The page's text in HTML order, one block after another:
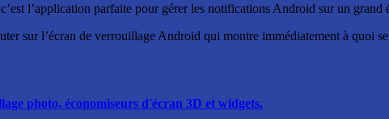
l’application parfaite pour gérer les notifications Android sur un grand
sur l’écran de verrouillage Android qui montre immédiatement à quoi
photo, économiseurs d'écran 3D et widgets.